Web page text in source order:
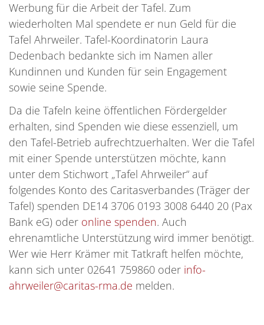
Werbung für die Arbeit der Tafel. Zum
wiederholten Mal spendete er nun Geld für die
Tafel Ahrweiler. Tafel-Koordinatorin Laura
Dedenbach bedankte sich im Namen aller
Kundinnen und Kunden für sein Engagement
sowie seine Spende.
Da die Tafeln keine öffentlichen Fördergelder
erhalten, sind Spenden wie diese essenziell, um
den Tafel-Betrieb aufrechtzuerhalten. Wer die Tafel
mit einer Spende unterstützen möchte, kann
unter dem Stichwort „Tafel Ahrweiler“ auf
folgendes Konto des Caritasverbandes (Träger der
Tafel) spenden DE14 3706 0193 3008 6440 20 (Pax
Bank eG) oder online spenden. Auch
ehrenamtliche Unterstützung wird immer benötigt.
Wer wie Herr Krämer mit Tatkraft helfen möchte,
kann sich unter 02641 759860 oder info-
ahrweiler@caritas-rma.de melden.